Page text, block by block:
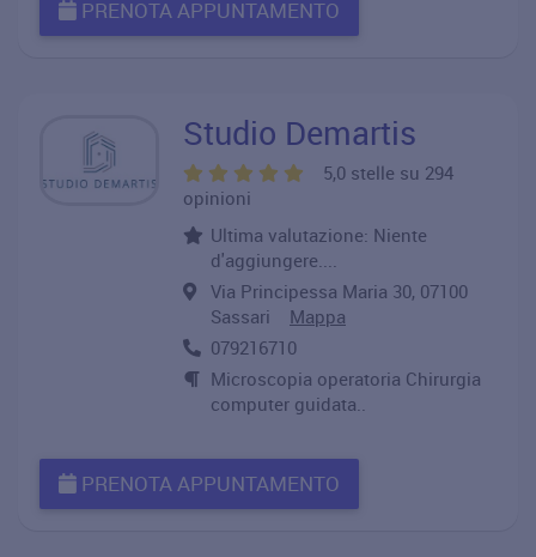
PRENOTA APPUNTAMENTO
Studio Demartis
5,0 stelle su 294
opinioni
Ultima valutazione: Niente
d'aggiungere....
Via Principessa Maria 30, 07100
Sassari Mappa
079216710
Microscopia operatoria Chirurgia
computer guidata..
PRENOTA APPUNTAMENTO